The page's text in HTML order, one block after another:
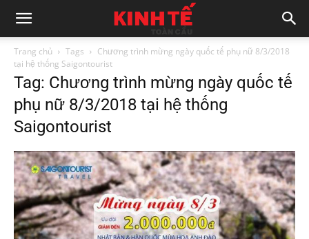
Trang chủ Tags
Chương trình mừng ngày quốc tế phụ nữ 8/3/2018
tại hệ thống Saigontourist
Tag: Chương trình mừng ngày quốc tế
phụ nữ 8/3/2018 tại hệ thống
Saigontourist